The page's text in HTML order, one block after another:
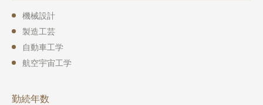
機械設計
製造工芸
自動車工学
航空宇宙工学
勤続年数